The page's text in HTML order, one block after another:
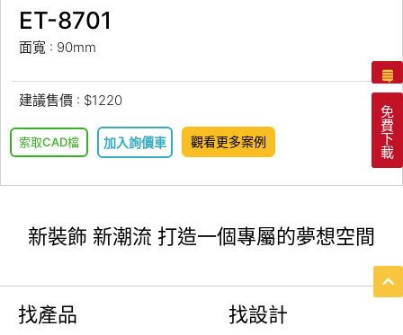
ET-8701
面寬 : 90mm
建議售價 : $1220
索取CAD檔 加入詢價車 觀看更多案例
免
費
下
載
新裝飾 新潮流 打造一個專屬的夢想空間
找產品 找設計